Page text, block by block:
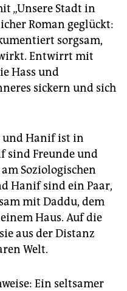
„Unsere Stadt in
Roman geglückt:
sorgsam,
Entwirrt mit
Hass und
sickern und sich
und Hanif ist in
sind Freunde und
Soziologischen
Hanif sind ein Paar,
mit Daddu, dem
Haus. Auf die
aus der Distanz
Welt.
Ein seltsamer